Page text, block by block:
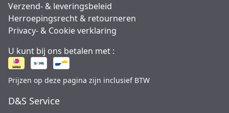
Verzend- & leveringsbeleid
Herroepingsrecht & retourneren
Privacy- & Cookie verklaring
U kunt bij ons betalen met :
Prijzen op deze pagina zijn inclusief BTW
D&S Service